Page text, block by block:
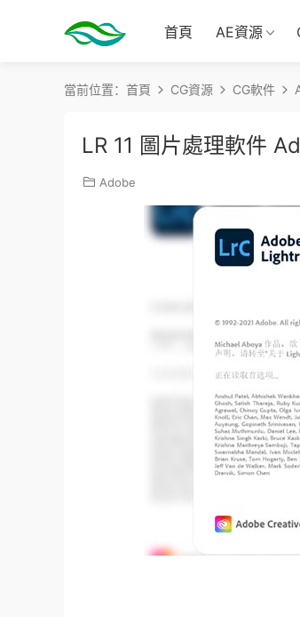
首頁 AE資源
當前位置： 首頁 CG資源 CG軟件
LR 11 圖片處理軟件
Adobe